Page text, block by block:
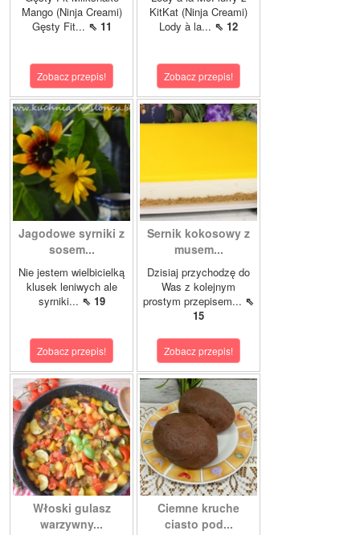
Mango (Ninja Creami)
Gęsty Fit... ⇖ 11
Zobacz przepis!
KitKat (Ninja Creami)
Lody à la... ⇖ 12
Zobacz przepis!
Jagodowe syrniki z
sosem...
Nie jestem wielbicielką
klusek leniwych ale
syrniki... ⇖ 19
Zobacz przepis!
Sernik kokosowy z
musem...
Dzisiaj przychodzę do
Was z kolejnym
prostym przepisem... ⇖
15
Zobacz przepis!
Włoski gulasz
warzywny...
Ciemne kruche
ciasto pod...